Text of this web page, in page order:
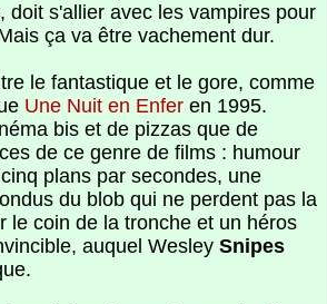
s'allier avec les vampires pour
ça va être vachement dur.
le fantastique et le gore, comme
Une Nuit en Enfer en 1995.
bis et de pizzas que de
de ce genre de films : humour
plans par secondes, une
du blob qui ne perdent pas la
le coin de la tronche et un héros
auquel Wesley Snipes